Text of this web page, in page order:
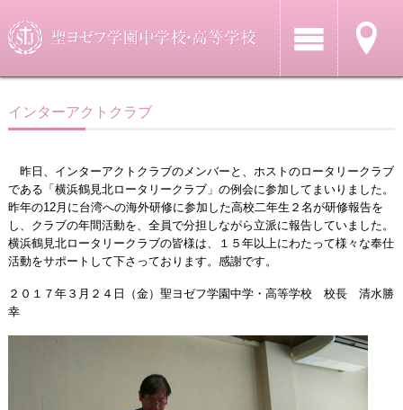
インターアクトクラブ
昨日、インターアクトクラブのメンバーと、ホストのロータリークラブ
である「横浜鶴見北ロータリークラブ」の例会に参加してまいりました。
昨年の12月に台湾への海外研修に参加した高校二年生２名が研修報告を
し、クラブの年間活動を、全員で分担しながら立派に報告していました。
横浜鶴見北ロータリークラブの皆様は、１５年以上にわたって様々な奉仕
活動をサポートして下さっております。感謝です。
２０１７年３月２４日（金）聖ヨゼフ学園中学・高等学校 校長 清水勝
幸